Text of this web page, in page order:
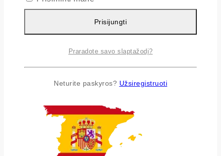
Airija
Prisijungti
Praradote savo slaptažodį?
Neturite paskyros? Užsiregistruoti